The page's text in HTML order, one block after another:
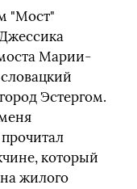
"Мост"
Марии-
Эстергом.
прочитал
который
жилого